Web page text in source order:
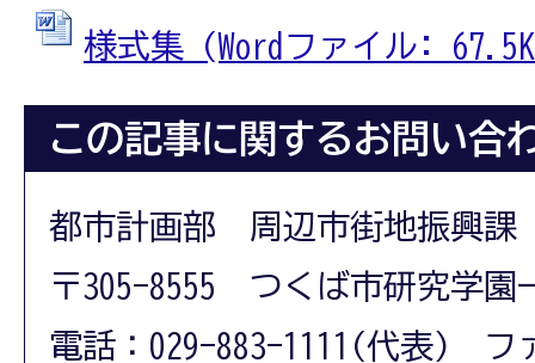
様式集 (Wordファイル:
この記事に関するお問い合
都市計画部 周辺市街地振興課
〒305-8555 つくば市研究学園
電話：029-883-1111(代表) フ